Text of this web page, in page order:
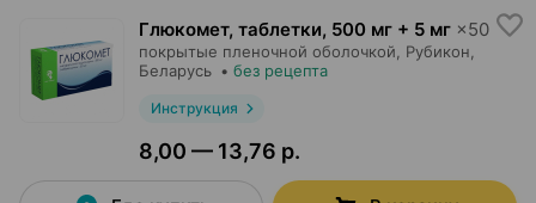
Глюкомет, таблетки, 500 мг + 5 мг ×50
покрытые пленочной оболочкой, Рубикон
Беларусь • без рецепта
Инструкция
8,00 — 13,76 р.